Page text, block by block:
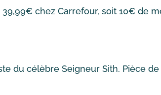
chez Carrefour, soit 10€ de
du célèbre Seigneur Sith. Pièce